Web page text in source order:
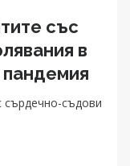
със
в
пандемия
сърдечно-съдови